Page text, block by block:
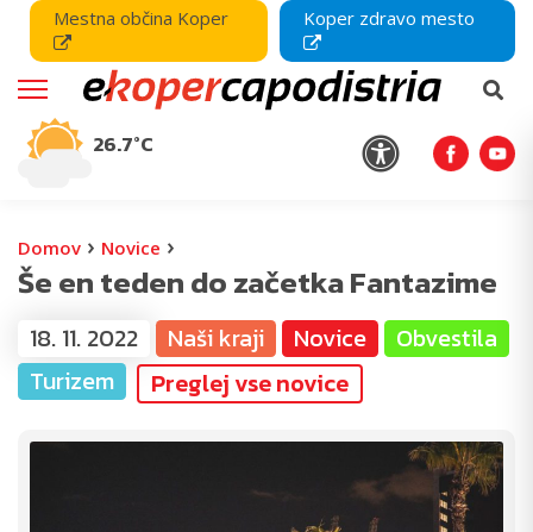
Mestna občina Koper Koper zdravo mesto
26.7°C
Domov › Novice ›
Še en teden do začetka Fantazime
18. 11. 2022 Naši kraji Novice
Obvestila
Turizem
Preglej vse novice